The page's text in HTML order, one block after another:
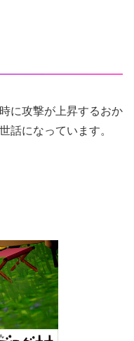
に攻撃が上昇するおか
話になっています。